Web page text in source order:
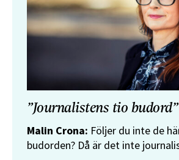
”Journalistens tio budord”
Malin Crona: Följer du inte de
budorden? Då är det inte